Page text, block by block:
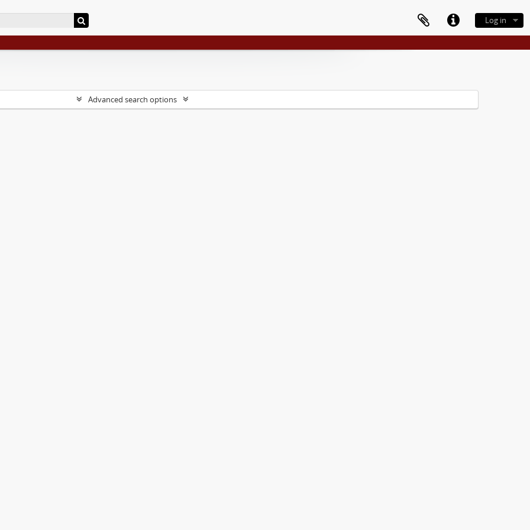
Log in
Advanced search options